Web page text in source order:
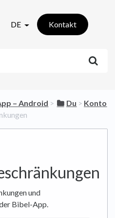
DE Kontakt
– Android ​ > ​ ​Du ​ > ​ ​Konto
und
Bibel-App.